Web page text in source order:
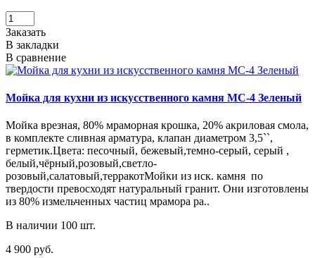
Заказать
В закладки
В сравнение
Мойка для кухни из искусственного камня МС-4 Зеленый
Мойка врезная, 80% мраморная крошка, 20% акриловая смола,
в комплекте сливная арматура, клапан диаметром 3,5``,
герметик.Цвета: песочный, бежевый,темно-серый, серый ,
белый,чёрный,розовый,светло-
розовый,салатовый,терракотМойки из иск. камня по
твердости превосходят натуральный гранит. Они изготовлены
из 80% измельченных частиц мрамора ра..
В наличии 100 шт.
4 900 руб.